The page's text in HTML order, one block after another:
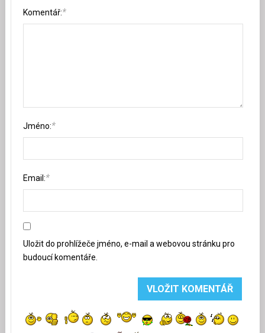
Komentář:*
Jméno:*
Email:*
Uložit do prohlížeče jméno, e-mail a webovou stránku pro
budoucí komentáře.